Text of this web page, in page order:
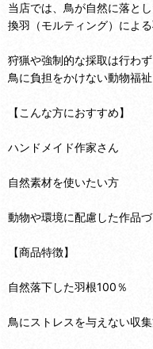
当店では、鳥が自然に落と
換羽（モルティング）によ
狩猟や強制的な採取は行わず
鳥に負担をかけない動物福
【こんな方におすすめ】
ハンドメイド作家さん
自然素材を使いたい方
動物や環境に配慮した作品
【商品特徴】
自然落下した羽根100％
鳥にストレスを与えない収